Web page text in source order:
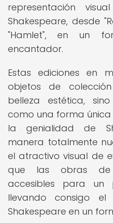
representación
Shakespeare, desde
"Hamlet", en un
encantador.
Estas ediciones en
objetos de
belleza estética,
como una forma
la genialidad de
manera totalmente
el atractivo visual de
que las obras de
accesibles para un
llevando consigo el
Shakespeare en un